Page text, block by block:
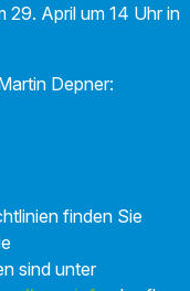
29. April um 14 Uhr in
Depner:
finden Sie
sind unter